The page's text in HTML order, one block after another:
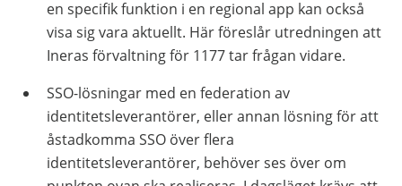
en specifik funktion i en regional app kan också
visa sig vara aktuellt. Här föreslår utredningen att
Ineras förvaltning för 1177 tar frågan vidare.
SSO-lösningar med en federation av
identitetsleverantörer, eller annan lösning för att
åstadkomma SSO över flera
identitetsleverantörer, behöver ses över om